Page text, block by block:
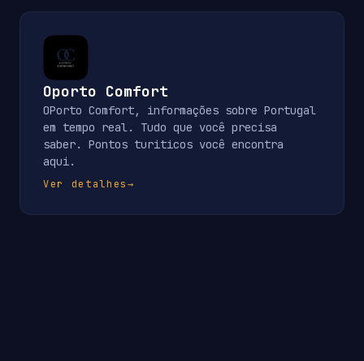
Oporto Comfort
OPorto Comfort, informações sobre Portugal
em tempo real. Tudo que você precisa
saber. Pontos turiticos você encontra
aqui.
Ver detalhes→